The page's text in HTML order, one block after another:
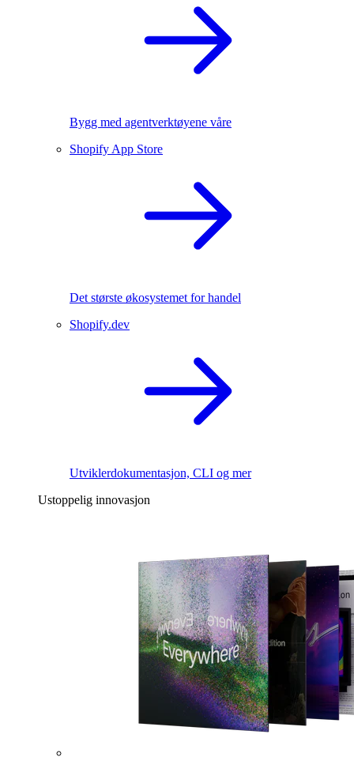
Bygg med agentverktøyene våre
Shopify App Store
Det største økosystemet for handel
Shopify.dev
Utviklerdokumentasjon, CLI og mer
Ustoppelig innovasjon